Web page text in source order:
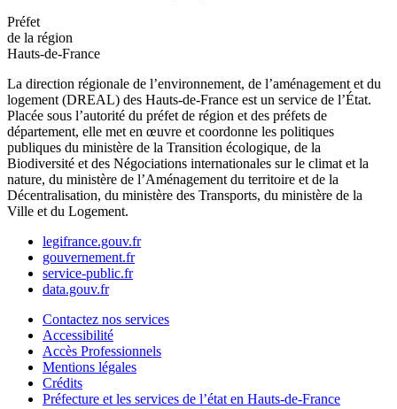
Préfet
de la région
Hauts-de-France
La direction régionale de l’environnement, de l’aménagement et du
logement (DREAL) des Hauts-de-France est un service de l’État.
Placée sous l’autorité du préfet de région et des préfets de
département, elle met en œuvre et coordonne les politiques
publiques du ministère de la Transition écologique, de la
Biodiversité et des Négociations internationales sur le climat et la
nature, du ministère de l’Aménagement du territoire et de la
Décentralisation, du ministère des Transports, du ministère de la
Ville et du Logement.
legifrance.gouv.fr
gouvernement.fr
service-public.fr
data.gouv.fr
Contactez nos services
Accessibilité
Accès Professionnels
Mentions légales
Crédits
Préfecture et les services de l’état en Hauts-de-France